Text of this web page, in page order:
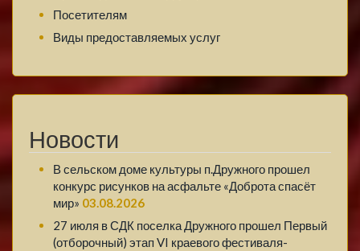
Посетителям
Виды предоставляемых услуг
Новости
В сельском доме культуры п.Дружного прошел
конкурс рисунков на асфальте «Доброта спасёт
мир» 03.08.2026
27 июля в СДК поселка Дружного прошел Первый
(отборочный) этап VI краевого фестиваля-